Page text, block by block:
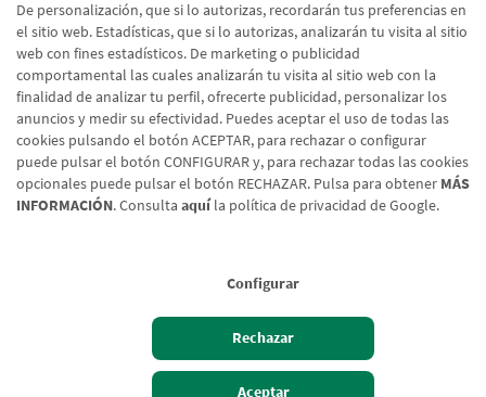
De personalización, que si lo autorizas, recordarán tus preferencias en
el sitio web. Estadísticas, que si lo autorizas, analizarán tu visita al sitio
web con fines estadísticos. De marketing o publicidad
comportamental las cuales analizarán tu visita al sitio web con la
finalidad de analizar tu perfil, ofrecerte publicidad, personalizar los
anuncios y medir su efectividad. Puedes aceptar el uso de todas las
cookies pulsando el botón ACEPTAR, para rechazar o configurar
puede pulsar el botón CONFIGURAR y, para rechazar todas las cookies
opcionales puede pulsar el botón RECHAZAR. Pulsa para obtener MÁS
INFORMACIÓN. Consulta aquíla política de privacidad de Google.
Configurar
Rechazar
Aceptar
Enviar formulario
Aviso legal
Política de cookies
Protección de Datos